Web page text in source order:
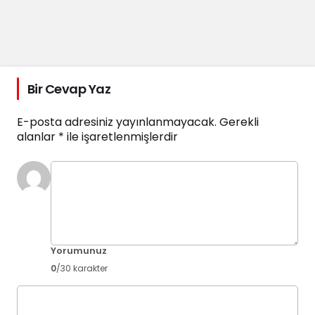
Bir Cevap Yaz
E-posta adresiniz yayınlanmayacak. Gerekli
alanlar * ile işaretlenmişlerdir
Yorumunuz
0/30 karakter